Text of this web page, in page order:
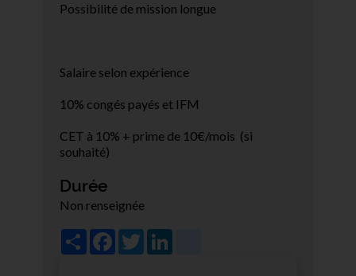
Possibilité de mission longue
Salaire selon expérience
10% congés payés et IFM
CET à 10% + prime de 10€/mois (si
souhaité)
Durée
Non renseignée
Share Facebook
Twitter